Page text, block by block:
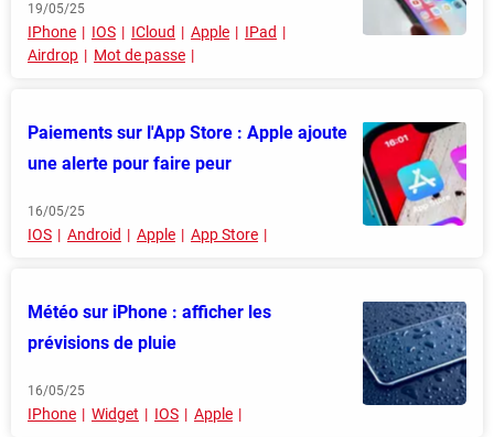
19/05/25
IPhone IOS ICloud Apple
IPad
Airdrop
Mot de passe
Paiements sur l'App Store : Apple ajoute
une alerte pour faire peur
16/05/25
IOS Android Apple App Store
Météo sur iPhone : afficher les
prévisions de pluie
16/05/25
IPhone Widget IOS Apple